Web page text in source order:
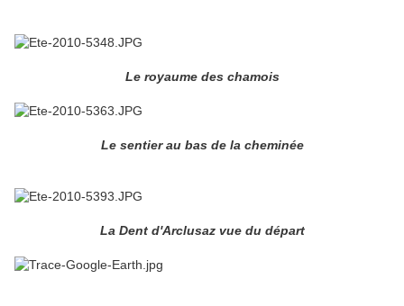
Le royaume des chamois
Le sentier au bas de la cheminée
La Dent d'Arclusaz vue du départ